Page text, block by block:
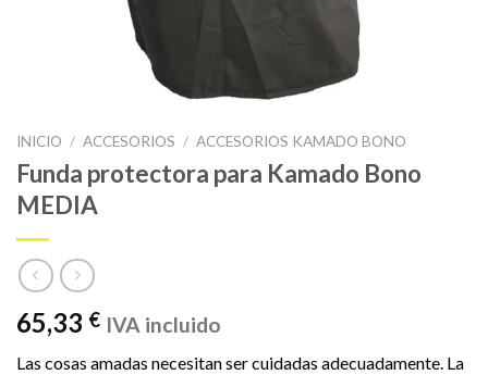
INICIO / ACCESORIOS / ACCESORIOS KAMADO BONO
Funda protectora para Kamado Bono
MEDIA
65,33 € IVA incluido
Las cosas amadas necesitan ser cuidadas adecuadamente. La